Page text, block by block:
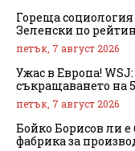
Гореща
Зеленски по
петък, 7 август 2026
Ужас в Европа!
съкращаването на
петък, 7 август 2026
Бойко Борисов ли
фабрика за